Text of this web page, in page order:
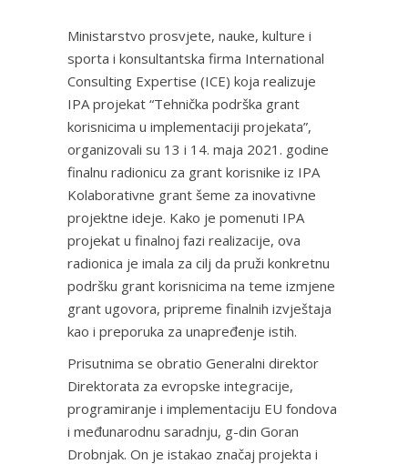
Ministarstvo prosvjete, nauke, kulture i
sporta i konsultantska firma International
Consulting Expertise (ICE) koja realizuje
IPA projekat “Tehnička podrška grant
korisnicima u implementaciji projekata”,
organizovali su 13 i 14. maja 2021. godine
finalnu radionicu za grant korisnike iz IPA
Kolaborativne grant šeme za inovativne
projektne ideje. Kako je pomenuti IPA
projekat u finalnoj fazi realizacije, ova
radionica je imala za cilj da pruži konkretnu
podršku grant korisnicima na teme izmjene
grant ugovora, pripreme finalnih izvještaja
kao i preporuka za unapređenje istih.
Prisutnima se obratio Generalni direktor
Direktorata za evropske integracije,
programiranje i implementaciju EU fondova
i međunarodnu saradnju, g-din Goran
Drobnjak. On je istakao značaj projekta i